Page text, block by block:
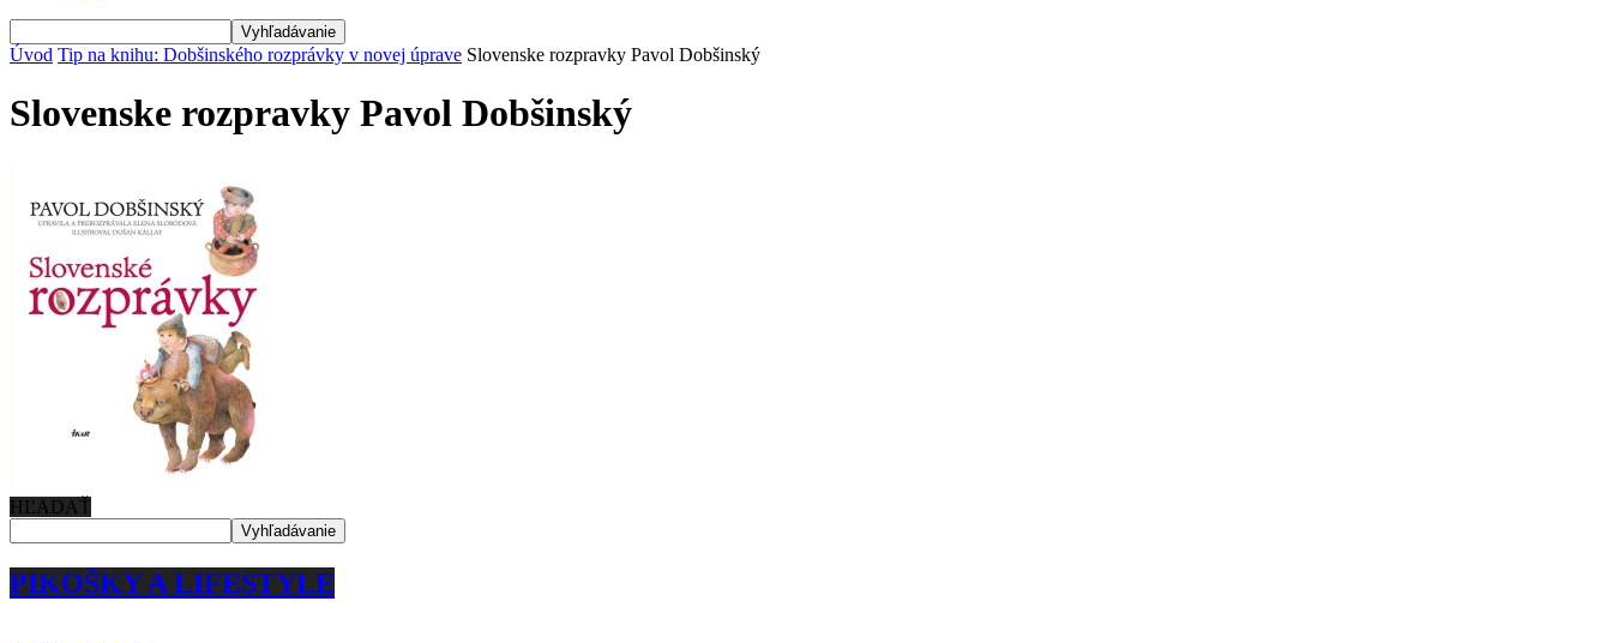
Úvod Tip na knihu: Dobšinského rozprávky v novej úprave Slovenske rozpravky Pavol Dobšinský
Slovenske rozpravky Pavol Dobšinský
HĽADAŤ
PIKOŠKY A LIFESTYLE